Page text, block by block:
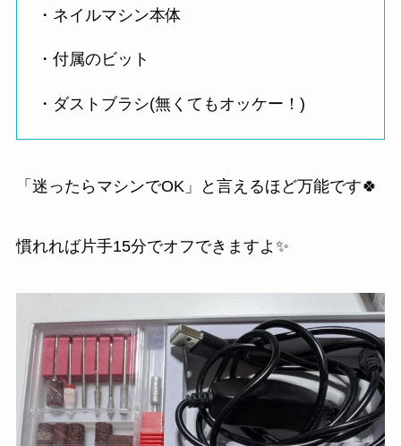
・ネイルマシン本体
・付属のビット
・ダストブラシ(無くてもオッケー！)
「迷ったらマシンでOK」と言えるほど万能です🍀
慣れれば片手15分でオフできますよ✨